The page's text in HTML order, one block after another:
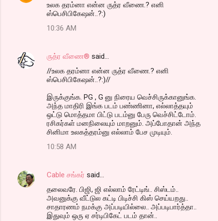
உலக தரம்னா என்ன ருத்ர வீணை.? எனி
ஸ்பெசிபிகேஷன்..?:)
10:36 AM
ருத்ர வீணை® said…
//உலக தரம்னா என்ன ருத்ர வீணை.? எனி
ஸ்பெசிபிகேஷன்..?:)//
இருக்குங்க. PG , G னு நிரைய வெச்சிருக்கானுங்க.
அந்த மாதிரி இங்க படம் பண்ணினா, எல்லாத்தயும்
ஒட்டு மொத்தமா பிட்டு படம்னு பேரு வெச்சிட்டோம்.
ரசிகர்கள் மனநிலையும் மாறனும். அப்போதான் அந்த
சினிமா உலகத்தரம்னு எல்லாம் பேச முடியும்.
10:58 AM
Cable சங்கர் said…
தலைவரே. பிஜி, ஜி எல்லாம் ரேட்டிங்.. சிஸ்டம்..
அவனுக்கு வீட்டுல கட்டி பிடிச்சி கிஸ் செய்யறது..
சாதாரணம் நமக்கு அப்படியில்லை.. அப்படிபார்த்தா..
இதுவும் ஒரு ஏ சர்டிபிகேட் படம் தான்..